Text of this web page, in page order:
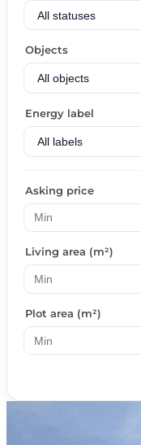
Objects
Energy label
Asking price
Living area (m²)
Plot area (m²)